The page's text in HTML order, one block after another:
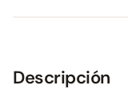
Descripción